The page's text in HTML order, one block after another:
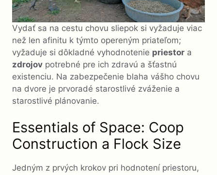
Vydať sa na cestu chovu sliepok si vyžaduje viac
než len afinitu k týmto opereným priateľom;
vyžaduje si dôkladné vyhodnotenie priestor a
zdrojov potrebné pre ich zdravú a šťastnú
existenciu. Na zabezpečenie blaha vášho chovu
na dvore je prvoradé starostlivé zváženie a
starostlivé plánovanie.
Essentials of Space: Coop
Construction a Flock Size
Jedným z prvých krokov pri hodnotení priestoru,